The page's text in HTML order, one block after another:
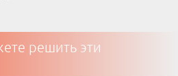
решить эти